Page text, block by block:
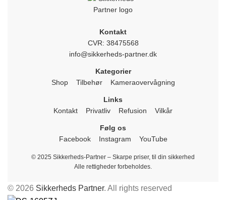
Kontakt
CVR: 38475568
info@sikkerheds-partner.dk
Kategorier
Shop
Tilbehør Kameraovervågning
Links
Kontakt
Privatliv Refusion Vilkår
Følg os
Facebook
Instagram YouTube
© 2025 Sikkerheds-Partner – Skarpe priser, til din sikkerhed
Alle rettigheder forbeholdes.
© 2026 Sikkerheds Partner. All rights reserved